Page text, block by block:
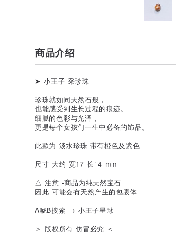
商品介绍
➤ 小王子 采珍珠
珍珠就如同天然石般，
也能感受到生长过程的痕迹。
细腻的色彩与光泽，
更是每个女孩们一生中必备的饰品。
此款为 淡水珍珠 带有橙色及紫色
尺寸 大约 宽17 长14 mm
△ 注意 -商品为纯天然宝石
因此 可能会有天然产生的包裹体
A唬B搜索 → 小王子星球
＞ 版权所有 仿冒必究 ＜